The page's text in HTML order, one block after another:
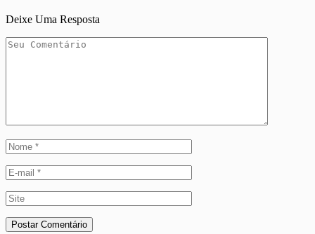
Deixe Uma Resposta